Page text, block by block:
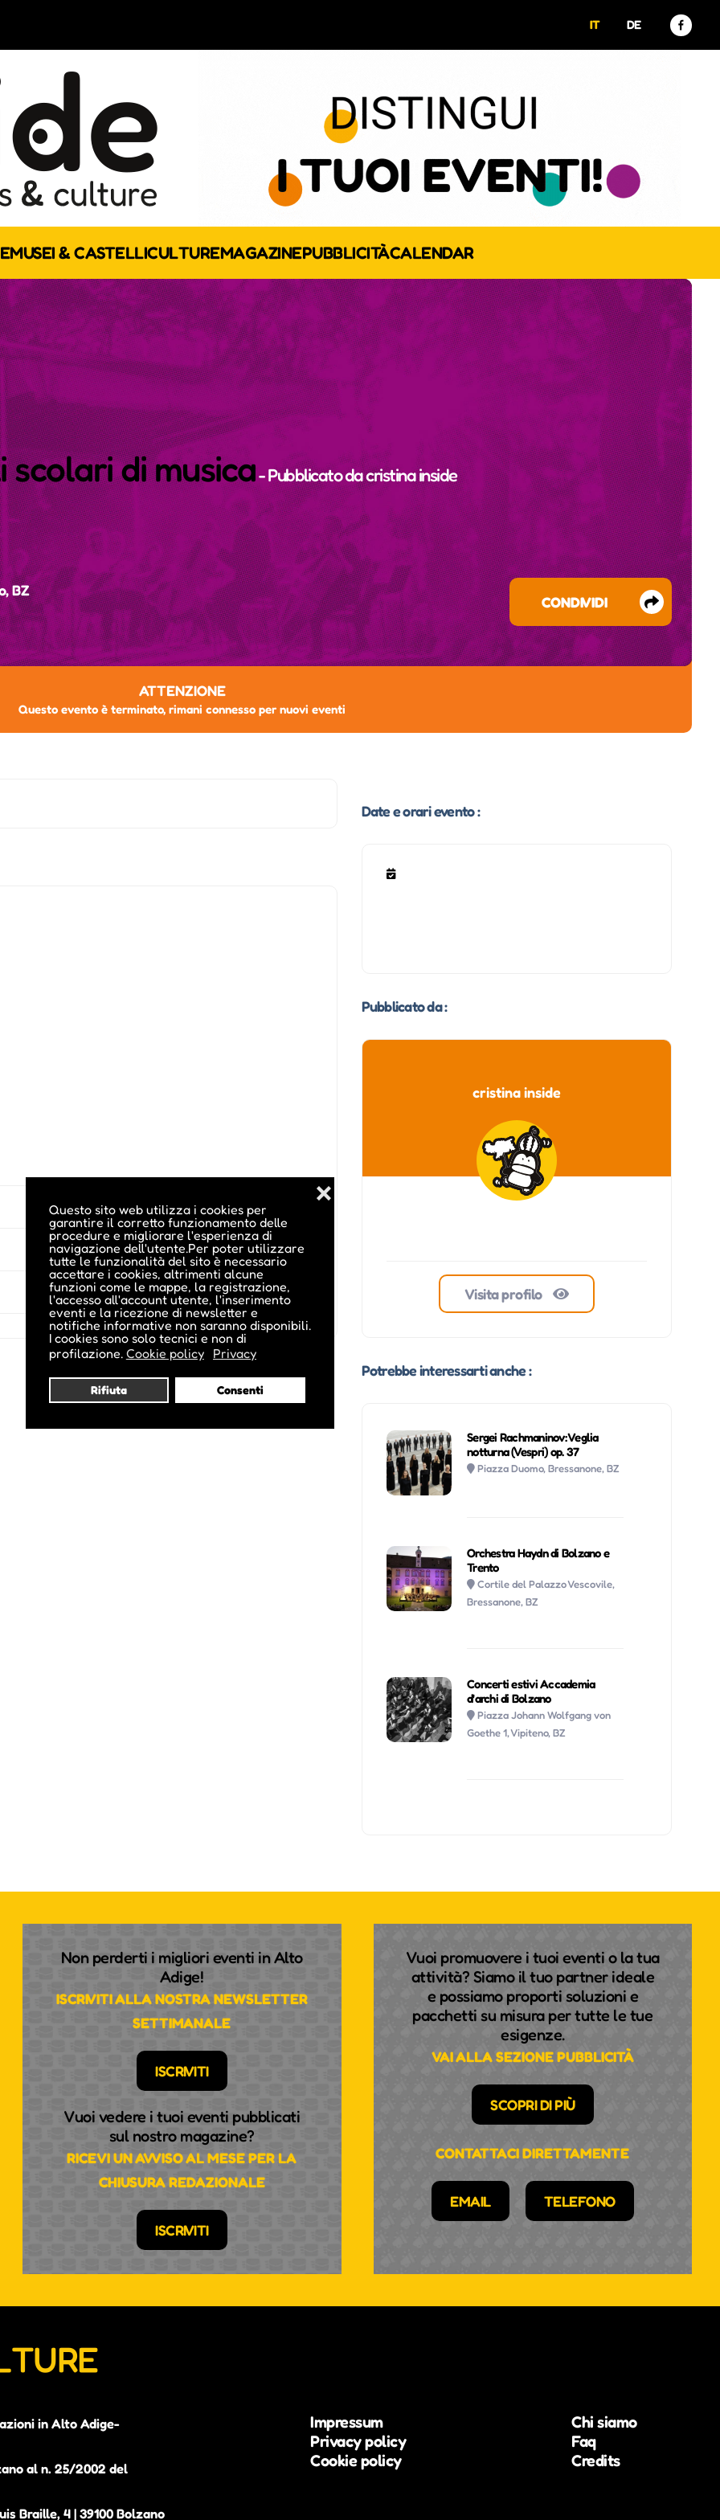
Questo sito web utilizza i cookies per
garantire il corretto funzionamento delle
procedure e migliorare l'esperienza di
navigazione dell'utente.Per poter utilizzare
tutte le funzionalità del sito è necessario
accettare i cookies, altrimenti alcune
funzioni come le mappe, la registrazione,
l'accesso all'account utente, l'inserimento
eventi e la ricezione di newsletter e
notifiche informative non saranno disponibili.
I cookies sono solo tecnici e non di
profilazione. Cookie policy Privacy
Rifiuta Consenti
❌
IT DE
MUSEI & CASTELLICULTUREMAGAZINEPUBBLICITÀCALENDAR
scolari di musica- Pubblicato dacristina inside
BZ
CONDIVIDI
ATTENZIONE
Questo evento è terminato, rimani connesso per nuovi eventi
Date e orari evento :
Pubblicato da :
cristina inside
Visita profilo
Potrebbe interessarti anche :
Sergei Rachmaninov: Veglia
notturna (Vespri) op. 37
Piazza Duomo, Bressanone, BZ
Orchestra Haydn di Bolzano e
Trento
Cortile del Palazzo Vescovile,
Bressanone, BZ
Concerti estivi Accademia
d'archi di Bolzano
Piazza Johann Wolfgang von
Goethe 1, Vipiteno, BZ
Non perderti i migliori eventi in Alto
Adige!
ISCRIVITI ALLA NOSTRA NEWSLETTER
SETTIMANALE
ISCRIVITI
Vuoi vedere i tuoi eventi pubblicati
sul nostro magazine?
RICEVI UN AVVISO AL MESE PER LA
CHIUSURA REDAZIONALE
ISCRIVITI
Vuoi promuovere i tuoi eventi o la tua
attività? Siamo il tuo partner ideale
e possiamo proporti soluzioni e
pacchetti su misura per tutte le tue
esigenze.
VAI ALLA SEZIONE PUBBLICITÀ
SCOPRI DI PIÙ
CONTATTACI DIRETTAMENTE
EMAIL TELEFONO
in Alto Adige-
al n. 25/2002 del
Braille, 4 | 39100 Bolzano
Impressum
Privacy policy
Cookie policy
Chi siamo
Faq
Credits